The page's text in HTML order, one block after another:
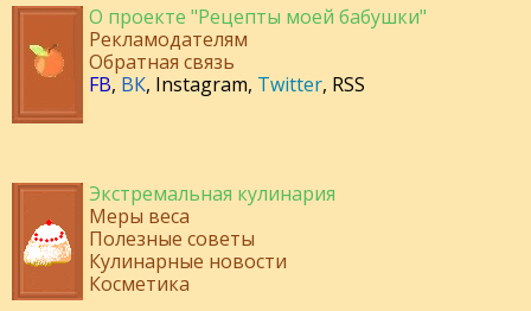
О проекте "Рецепты моей бабушки"
Рекламодателям
Обратная связь
FB, ВК, Instagram, Twitter, RSS
Экстремальная кулинария
Меры веса
Полезные советы
Кулинарные новости
Косметика